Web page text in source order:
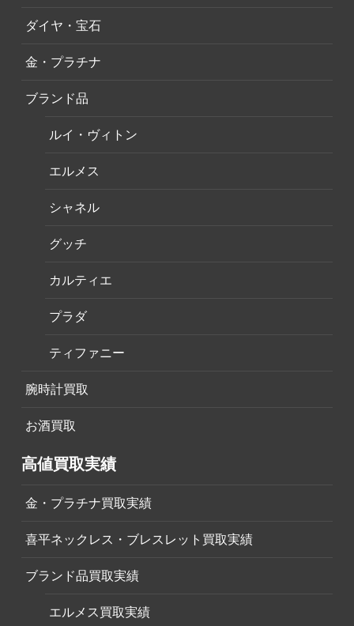
ダイヤ・宝石
金・プラチナ
ブランド品
ルイ・ヴィトン
エルメス
シャネル
グッチ
カルティエ
プラダ
ティファニー
腕時計買取
お酒買取
高値買取実績
金・プラチナ買取実績
喜平ネックレス・ブレスレット買取実績
ブランド品買取実績
エルメス買取実績